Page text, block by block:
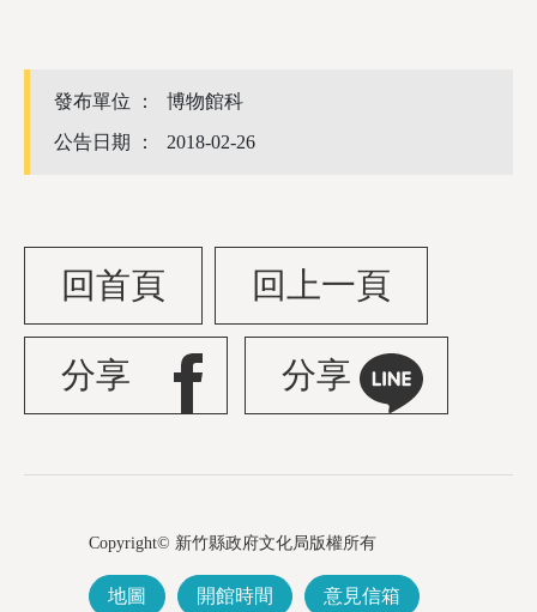
發布單位 ：
博物館科
公告日期 ：
2018-02-26
回首頁 回上一頁
分享 分享
Copyright© 新竹縣政府文化局版權所有
地圖 開館時間 意見信箱